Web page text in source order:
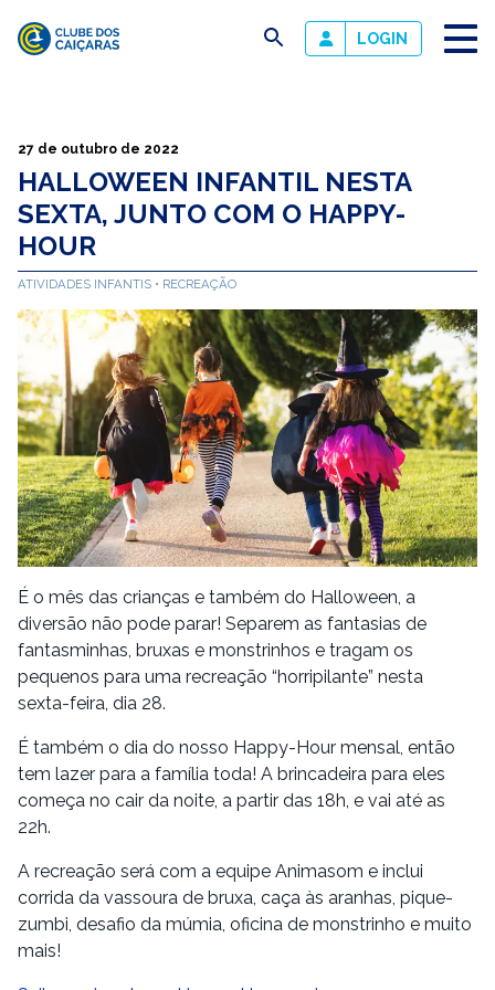
Caiçaras
busca LOGIN
27 de outubro de 2022
HALLOWEEN INFANTIL NESTA
SEXTA, JUNTO COM O HAPPY-
HOUR
ATIVIDADES INFANTIS RECREAÇÃO
É o mês das crianças e também do Halloween, a
diversão não pode parar! Separem as fantasias de
fantasminhas, bruxas e monstrinhos e tragam os
pequenos para uma recreação “horripilante” nesta
sexta-feira, dia 28.
É também o dia do nosso Happy-Hour mensal, então
tem lazer para a família toda! A brincadeira para eles
começa no cair da noite, a partir das 18h, e vai até as
22h.
A recreação será com a equipe Animasom e inclui
corrida da vassoura de bruxa, caça às aranhas, pique-
zumbi, desafio da múmia, oficina de monstrinho e muito
mais!